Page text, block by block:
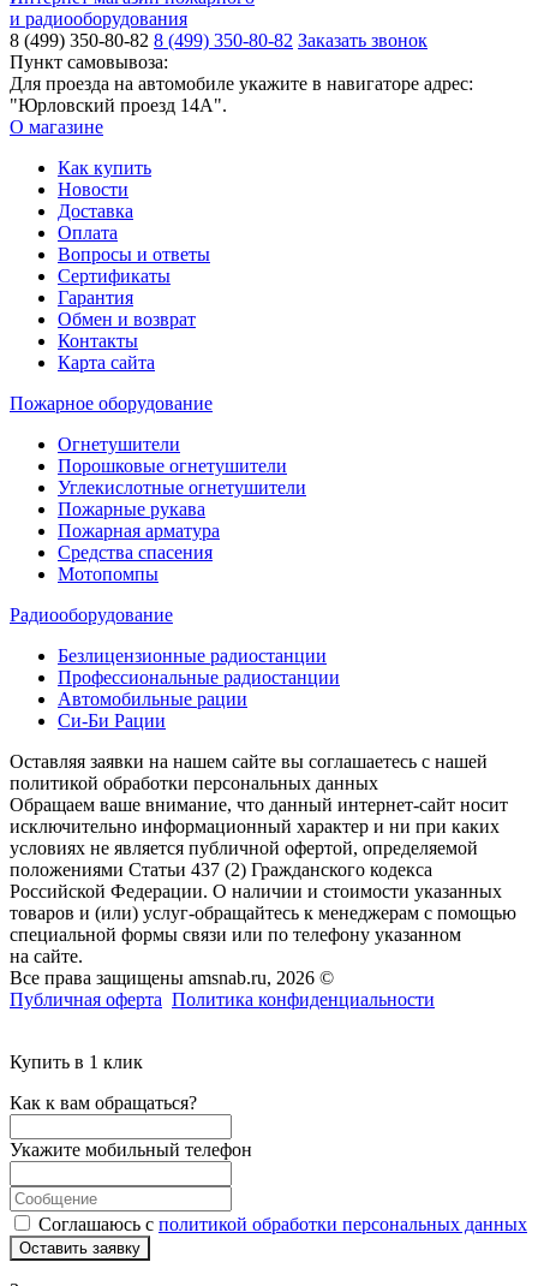
и радиооборудования
8 (499) 350-80-82 8 (499) 350-80-82 Заказать звонок
Пункт самовывоза:
Для проезда на автомобиле укажите в навигаторе адрес:
"Юрловский проезд 14А".
О магазине
Как купить
Новости
Доставка
Оплата
Вопросы и ответы
Сертификаты
Гарантия
Обмен и возврат
Контакты
Карта сайта
Пожарное оборудование
Огнетушители
Порошковые огнетушители
Углекислотные огнетушители
Пожарные рукава
Пожарная арматура
Средства спасения
Мотопомпы
Радиооборудование
Безлицензионные радиостанции
Профессиональные радиостанции
Автомобильные рации
Си-Би Рации
Оставляя заявки на нашем сайте вы соглашаетесь с нашей
политикой обработки персональных данных
Обращаем ваше внимание, что данный интернет-сайт носит
исключительно информационный характер и ни при каких
условиях не является публичной офертой, определяемой
положениями Статьи 437 (2) Гражданского кодекса
Российской Федерации. О наличии и стоимости указанных
товаров и (или) услуг-обращайтесь к менеджерам с помощью
специальной формы связи или по телефону указанном
на сайте.
Все права защищены amsnab.ru, 2026 ©
Публичная оферта Политика конфиденциальности
Купить в 1 клик
Как к вам обращаться?
Укажите мобильный телефон
Соглашаюсь с политикой обработки персональных данных
Оставить заявку